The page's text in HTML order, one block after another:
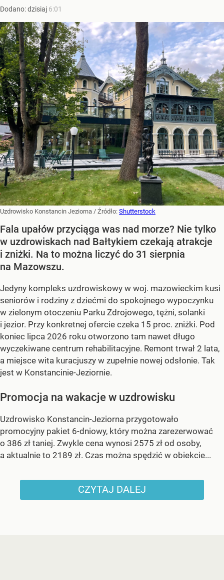
Dodano:dzisiaj 6:01
Uzdrowisko Konstancin Jeziorna / Źródło: Shutterstock
Fala upałów przyciąga was nad morze? Nie tylko
w uzdrowiskach nad Bałtykiem czekają atrakcje
i zniżki. Na to można liczyć do 31 sierpnia
na Mazowszu.
Jedyny kompleks uzdrowiskowy w woj. mazowieckim kusi
seniorów i rodziny z dziećmi do spokojnego wypoczynku
w zielonym otoczeniu Parku Zdrojowego, tężni, solanki
i jezior. Przy konkretnej ofercie czeka 15 proc. zniżki. Pod
koniec lipca 2026 roku otworzono tam nawet długo
wyczekiwane centrum rehabilitacyjne. Remont trwał 2 lata,
a miejsce wita kuracjuszy w zupełnie nowej odsłonie. Tak
jest w Konstancinie-Jeziornie.
Promocja na wakacje w uzdrowisku
Uzdrowisko Konstancin-Jeziorna przygotowało
promocyjny pakiet 6-dniowy, który można zarezerwować
o 386 zł taniej. Zwykle cena wynosi 2575 zł od osoby,
a aktualnie to 2189 zł. Czas można spędzić w obiekcie...
CZYTAJ DALEJ